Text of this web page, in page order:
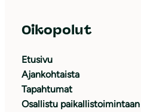
Oikopolut
Etusivu
Ajankohtaista
Tapahtumat
Osallistu paikallistoimintaan